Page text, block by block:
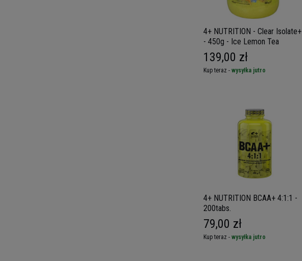
4+ NUTRITION - Clear Isolate+
- 450g - Ice Lemon Tea
139,00 zł
Kup teraz - wysyłka jutro
4+ NUTRITION BCAA+ 4:1:1 -
200tabs.
79,00 zł
Kup teraz - wysyłka jutro